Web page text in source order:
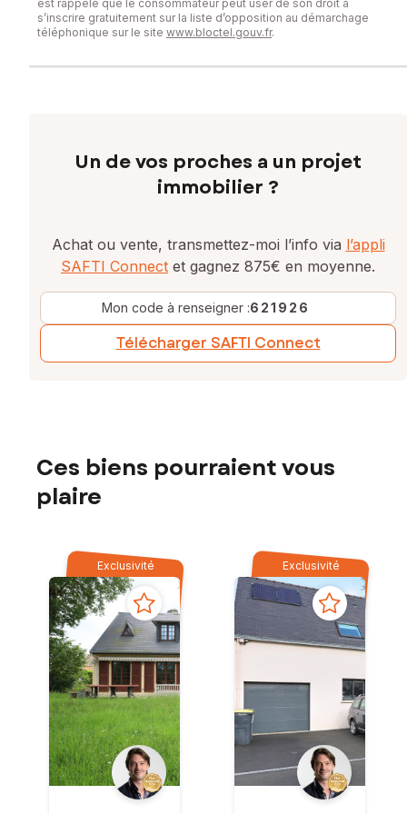
Prix de vente : 279 900 €
est rappelé que le consommateur peut user de son droit à
s’inscrire gratuitement sur la liste d’opposition au démarchage
téléphonique sur le site www.bloctel.gouv.fr.
Un de vos proches a un projet
immobilier ?
Achat ou vente, transmettez-moi l’info via l’appli
SAFTI Connect et gagnez 875€ en moyenne.
Mon code à renseigner :621926
Télécharger SAFTI Connect
Ces biens pourraient vous
plaire
Exclusivité Exclusivité